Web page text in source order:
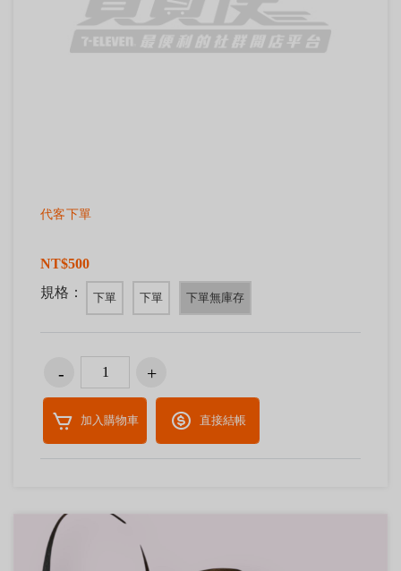
代客下單
NT$500
規格：
下單 下單 下單無庫存
加入購物車 直接結帳